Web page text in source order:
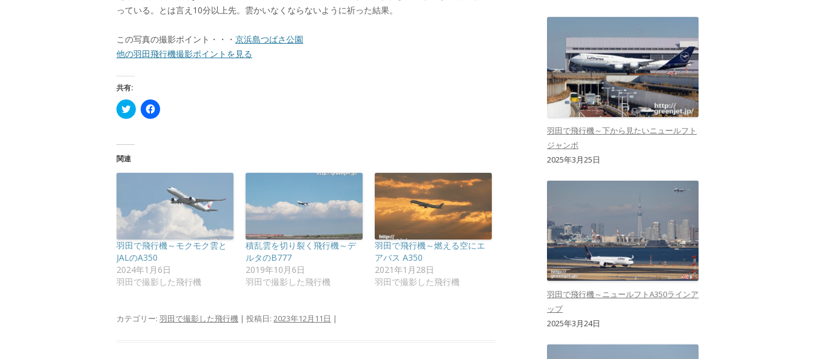
っている。とは言え10分以上先。雲かいなくならないように祈った結果。
この写真の撮影ポイント・・・ 京浜島つばさ公園
他の羽田飛行機撮影ポイントを見る
共有:
ク
リ
て
i
で
共
有
新
し
い
ウ
ィ
ン
ド
開
き
F
a
で
る
に
リ
ッ
ク
し
て
く
だ
さ
し
関連
羽田で飛行機～モクモク雲と
JALのA350
2024年1月6日
羽田で撮影した飛行機
積乱雲を切り裂く飛行機～デ
ルタのB777
2019年10月6日
羽田で撮影した飛行機
羽田で飛行機～燃える空にエ
アバス A350
2021年1月28日
羽田で撮影した飛行機
カテゴリー: 羽田で撮影した飛行機 | 投稿日: 2023年12月11日 |
羽田で飛行機～下から見たいニュールフト
ジャンボ
2025年3月25日
羽田で飛行機～ニュールフトA350ラインア
ップ
2025年3月24日